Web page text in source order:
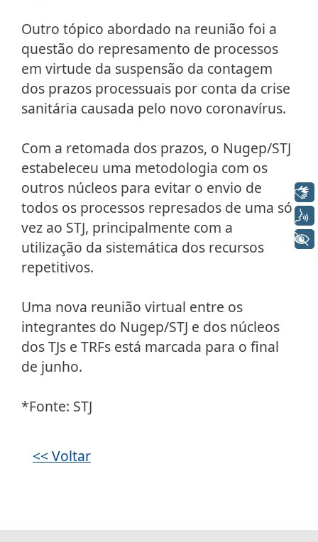
Outro tópico abordado na reunião foi a
questão do represamento de processos
em virtude da suspensão da contagem
dos prazos processuais por conta da crise
sanitária causada pelo novo coronavírus.
Com a retomada dos prazos, o Nugep/STJ
estabeleceu uma metodologia com os
outros núcleos para evitar o envio de
todos os processos represados de uma só
vez ao STJ, principalmente com a
utilização da sistemática dos recursos
repetitivos.
Uma nova reunião virtual entre os
integrantes do Nugep/STJ e dos núcleos
dos TJs e TRFs está marcada para o final
de junho.
*Fonte: STJ
<< Voltar
Libras
Voz
+ Acessibilidade